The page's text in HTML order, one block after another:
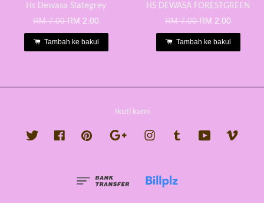
Hs Dewasa Slategrey
RM 7.00RM 2.00
Tambah ke bakul
HS DEWASA FORESTGREEN
RM 7.00RM 2.00
Tambah ke bakul
Ikuti kami
Twitter FacebookPinterest Google InstagramTumblr YouTube